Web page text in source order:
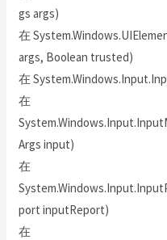
gs args)
在
args, Boolean trusted)
在
在
Args input)
在
port inputReport)
在